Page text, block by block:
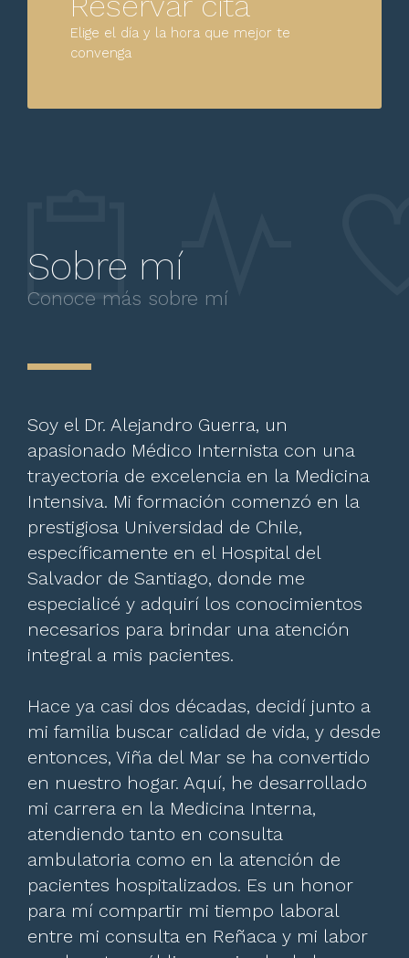
Elige el día y la hora que mejor te
convenga
Sobre mí
Conoce más sobre mí
Soy el Dr. Alejandro Guerra, un
apasionado Médico Internista con una
trayectoria de excelencia en la Medicina
Intensiva. Mi formación comenzó en la
prestigiosa Universidad de Chile,
específicamente en el Hospital del
Salvador de Santiago, donde me
especialicé y adquirí los conocimientos
necesarios para brindar una atención
integral a mis pacientes.
Hace ya casi dos décadas, decidí junto a
mi familia buscar calidad de vida, y desde
entonces, Viña del Mar se ha convertido
en nuestro hogar. Aquí, he desarrollado
mi carrera en la Medicina Interna,
atendiendo tanto en consulta
ambulatoria como en la atención de
pacientes hospitalizados. Es un honor
para mí compartir mi tiempo laboral
entre mi consulta en Reñaca y mi labor